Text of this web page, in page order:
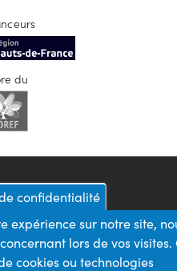
du
confidentialité
expérience sur notre site,
lors de vos visites.
cookies ou technologies